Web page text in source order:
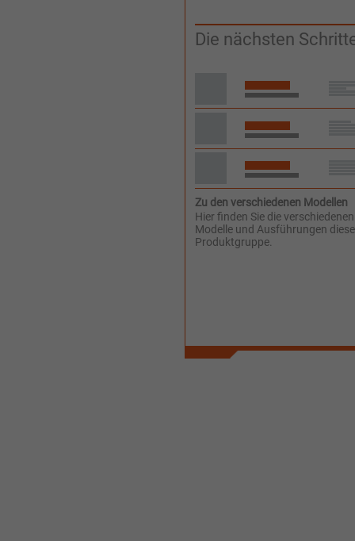
Die nächsten
Zu den verschiedenen Modellen
Hier finden Sie die
Modelle und Ausführungen
Produktgruppe.